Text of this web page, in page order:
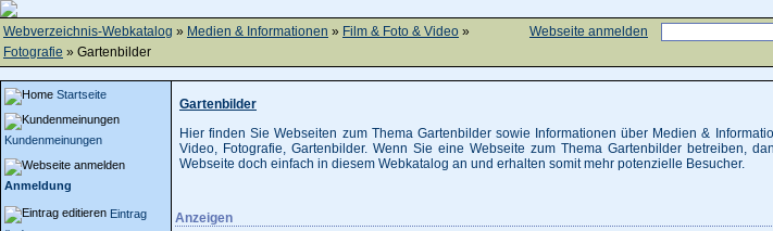
Webseite anmelden
Webverzeichnis-Webkatalog » Medien & Informationen » Film & Foto & Video »
Fotografie » Gartenbilder
Startseite
Kundenmeinungen
Anmeldung
Eintrag
Gartenbilder
Hier finden Sie Webseiten zum Thema Gartenbilder sowie Informationen über Medien &
Video, Fotografie, Gartenbilder. Wenn Sie eine Webseite zum Thema Gartenbilder betreiben,
Webseite doch einfach in diesem Webkatalog an und erhalten somit mehr potenzielle Besucher.
Anzeigen